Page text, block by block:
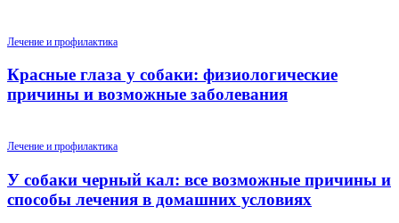
Лечение и профилактика
Красные глаза у собаки: физиологические
причины и возможные заболевания
Лечение и профилактика
У собаки черный кал: все возможные причины и
способы лечения в домашних условиях